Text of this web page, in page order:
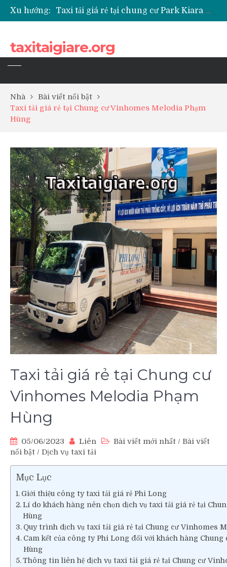
Xu hướng:
Taxi tải giá rẻ tại chung cư Park Kiara Hà Đông
Taxi tải giá rẻ tại chung cư Grande Park Phú Lãm
taxitaigiare.org
Nhà
Bài viết nổi bật
Taxi tải giá rẻ tại Chung cư Vinhomes Melodia Phạm
Hùng
Taxi tải giá rẻ tại Chung cư
Vinhomes Melodia Phạm
Hùng
05/06/2023 Liên Bài viết mới nhất / Bài viết
nổi bật / Dịch vụ taxi tải
Mục Lục
Giới thiệu công ty taxi tải giá rẻ Phi Long
Lí do khách hàng nên chọn dịch vụ taxi tải giá rẻ tại
Hùng
Quy trình dịch vụ taxi tải giá rẻ tại Chung cư Vinhomes
Cam kết của công ty Phi Long đối với khách hàng
Hùng
Thông tin liên hệ dịch vụ taxi tải giá rẻ tại Chung cư